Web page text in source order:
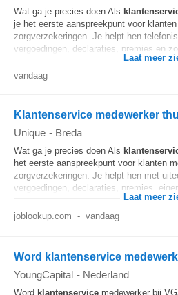
Wat ga je precies doen Als
je het eerste aanspreekpunt voor
zorgverzekeringen. Je helpt hen
vergoedingen, declaraties, premies en
Laat meer
vandaag
Klantenservice medewerker
Unique - Breda
Wat ga je precies doen Als
het eerste aanspreekpunt voor klanten
zorgverzekeringen. Je helpt hen met
vergoedingen, declaraties, premies,
Laat meer
joblookup.com - vandaag
Word klantenservice
YoungCapital - Nederland
Word klantenservice medewerker bij